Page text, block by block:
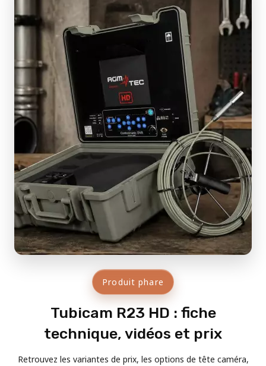
Produit phare
Tubicam R23 HD : fiche
technique, vidéos et prix
Retrouvez les variantes de prix, les options de tête caméra,